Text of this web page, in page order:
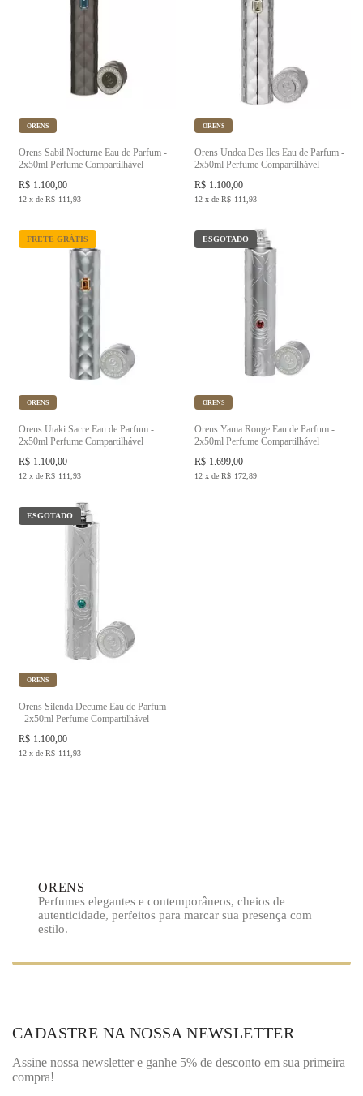
ORENS
Orens Sabil Nocturne Eau de Parfum -
2x50ml Perfume Compartilhável
R$ 1.100,00
12 x de R$ 111,93
ORENS
Orens Undea Des Iles Eau de Parfum -
2x50ml Perfume Compartilhável
R$ 1.100,00
12 x de R$ 111,93
FRETE GRÁTIS
ORENS
Orens Utaki Sacre Eau de Parfum -
2x50ml Perfume Compartilhável
R$ 1.100,00
12 x de R$ 111,93
ESGOTADO
ORENS
Orens Yama Rouge Eau de Parfum -
2x50ml Perfume Compartilhável
R$ 1.699,00
12 x de R$ 172,89
ESGOTADO
ORENS
Orens Silenda Decume Eau de Parfum
- 2x50ml Perfume Compartilhável
R$ 1.100,00
12 x de R$ 111,93
ORENS
Perfumes elegantes e contemporâneos, cheios de
autenticidade, perfeitos para marcar sua presença com
estilo.
CADASTRE NA NOSSA NEWSLETTER
Assine nossa newsletter e ganhe 5% de desconto em sua primeira
compra!